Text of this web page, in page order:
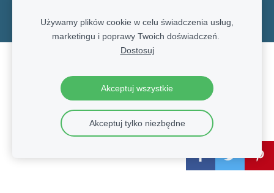
Używamy plików cookie w celu świadczenia usług,
marketingu i poprawy Twoich doświadczeń.
Dostosuj
Akceptuj wszystkie
Akceptuj tylko niezbędne